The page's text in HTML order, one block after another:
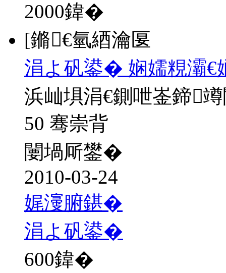
2000鍏�
[鏅€氫綇瀹匽
涓よ矾鍙� 娴嬬粯灞
浜屾埧涓€鍘呭崟鍗
50 骞崇背
闄堝厛鐢�
2010-03-24
娓濅腑鍖�
涓よ矾鍙�
600鍏�